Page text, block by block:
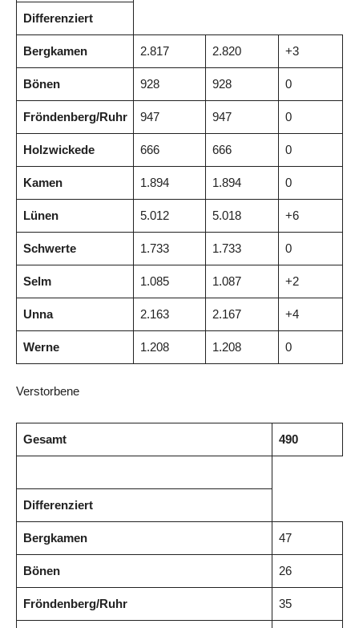
Differenziert
Bergkamen 2.817 2.820 +3
Bönen 928 928 0
Fröndenberg/Ruhr 947 947 0
Holzwickede 666 666 0
Kamen 1.894 1.894 0
Lünen 5.012 5.018 +6
Schwerte 1.733 1.733 0
Selm 1.085 1.087 +2
Unna 2.163 2.167 +4
Werne 1.208 1.208 0
Verstorbene
Gesamt 490
Differenziert
Bergkamen 47
Bönen 26
Fröndenberg/Ruhr 35